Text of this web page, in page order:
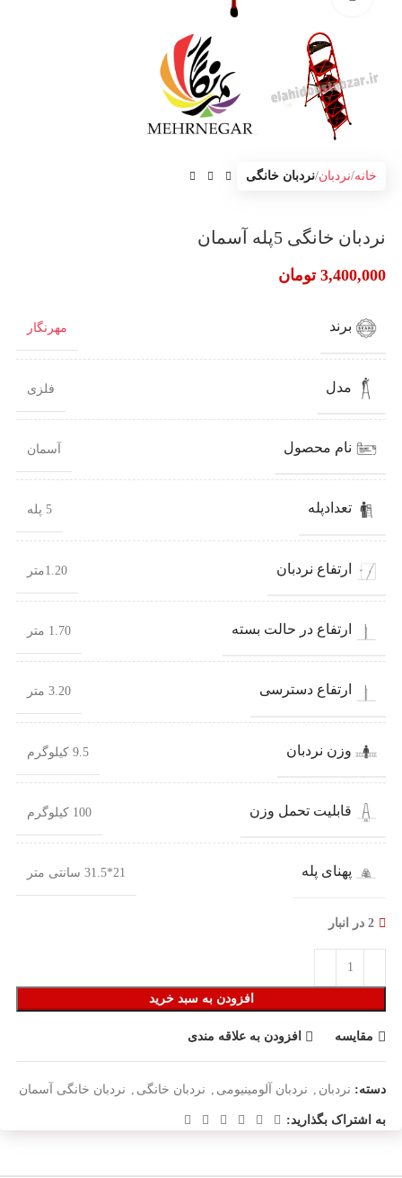
خانه نردبان نردبان خانگی
نردبان خانگی 5پله آسمان
3,400,000 تومان
برند مهرنگار
مدل فلزی
نام محصول آسمان
تعدادپله 5 پله
ارتفاع نردبان 1.20متر
ارتفاع در حالت بسته 1.70 متر
ارتفاع دسترسی 3.20 متر
وزن نردبان 9.5 کیلوگرم
قابلیت تحمل وزن 100 کیلوگرم
پهنای پله 21*31.5 سانتی متر
2 در انبار
افزودن به سبد خرید
مقایسه افزودن به علاقه مندی
دسته: نردبان , نردبان آلومینیومی , نردبان خانگی , نردبان خانگی آسمان
به اشتراک بگذارید: